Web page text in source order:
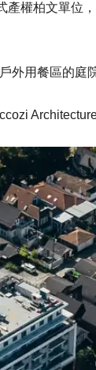
權柏文單位
外用餐區的庭院